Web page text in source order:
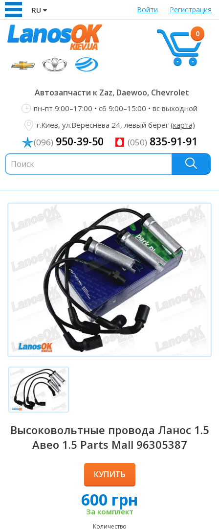
RU Войти Регистрация
0
Автозапчасти к Zaz, Daewoo, Chevrolet
пн-пт 9:00–17:00 • сб 9:00–15:00 • вс выходной
г.Киев, ул.Вереснева 24, левый берег (карта)
(096) 950-39-50 (050) 835-91-91
Высоковольтные провода Ланос 1.5
Авео 1.5 Parts Mall 96305387
КУПИТЬ
600 грн
За комплект
Количество